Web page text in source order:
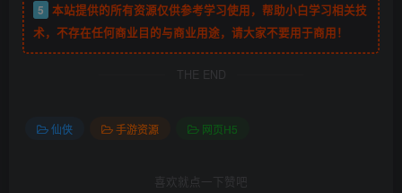
5 本站提供的所有资源仅供参考学习使用，帮助小白学习相关技
术，不存在任何商业目的与商业用途，请大家不要用于商用！
THE END
仙侠 手游资源 网页H5
喜欢就点一下赞吧